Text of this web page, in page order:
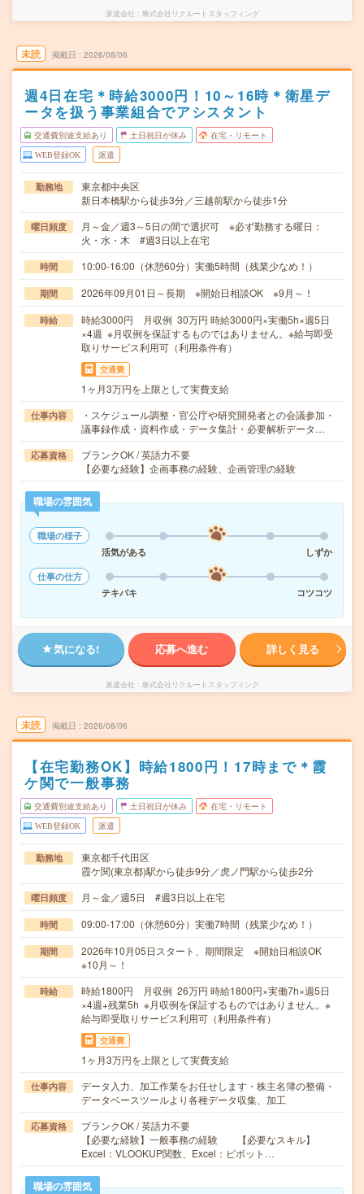
派遣会社 株式会社リクルートスタッフィング
未読 掲載日 2026/08/06
週4日在宅＊時給3000円！10～16時＊衛星デ
ータを扱う事業組合でアシスタント
交通費別途支給あり 土日祝日が休み 在宅・リモート
WEB登録OK 派遣
勤務地
東京都中央区
新日本橋駅から徒歩3分／三越前駅から徒歩1分
曜日頻度
月～金／週3～5日の間で選択可 ※必ず勤務する曜日：
火・水・木 #週3日以上在宅
時間 10:00-16:00（休憩60分）実働5時間（残業少なめ！）
期間 2026年09月01日～長期 ※開始日相談OK ※9月～！
時給
時給3000円 月収例 30万円 時給3000円×実働5h×週5日
×4週 ※月収例を保証するものではありません。※給与即受
取りサービス利用可（利用条件有）
交通費
1ヶ月3万円を上限として実費支給
仕事内容
・スケジュール調整・官公庁や研究開発者との会議参加・
議事録作成・資料作成・データ集計・必要解析データ…
応募資格
ブランクOK / 英語力不要
【必要な経験】企画事務の経験、企画管理の経験
職場の雰囲気
職場の様子
活気がある
しずか
仕事の仕方
テキパキ
コツコツ
気になる! 応募へ進む 詳しく見る
派遣会社 株式会社リクルートスタッフィング
未読 掲載日 2026/08/06
【在宅勤務OK】時給1800円！17時まで＊霞
ケ関で一般事務
交通費別途支給あり 土日祝日が休み 在宅・リモート
WEB登録OK 派遣
勤務地
東京都千代田区
霞ケ関(東京都)駅から徒歩9分／虎ノ門駅から徒歩2分
曜日頻度 月～金／週5日 #週3日以上在宅
時間 09:00-17:00（休憩60分）実働7時間（残業少なめ！）
期間
2026年10月05日スタート、期間限定 ※開始日相談OK
※10月～！
時給
時給1800円 月収例 26万円 時給1800円×実働7h×週5日
×4週+残業5h ※月収例を保証するものではありません。※
給与即受取りサービス利用可（利用条件有）
交通費
1ヶ月3万円を上限として実費支給
仕事内容
データ入力、加工作業をお任せします・株主名簿の整備・
データベースツールより各種データ収集、加工
応募資格
ブランクOK / 英語力不要
【必要な経験】一般事務の経験 【必要なスキル】
Excel：VLOOKUP関数、Excel：ピボット…
職場の雰囲気